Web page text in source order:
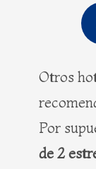
Otros
Por
de 2